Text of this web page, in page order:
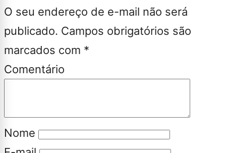
O seu endereço de e-mail não será
publicado. Campos obrigatórios são
marcados com *
Comentário
Nome